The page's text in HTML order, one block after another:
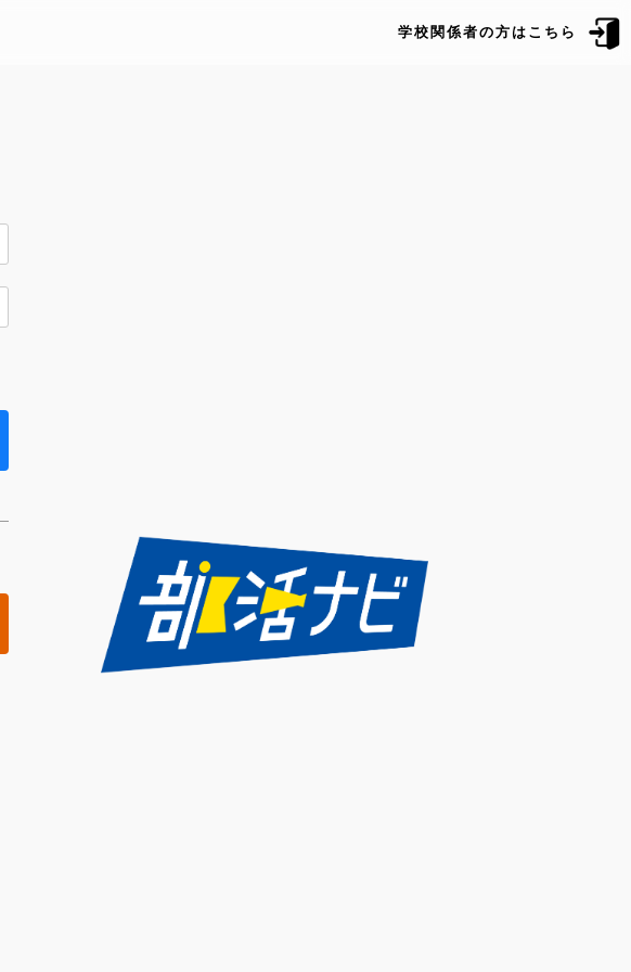
学校関係者の方はこちら